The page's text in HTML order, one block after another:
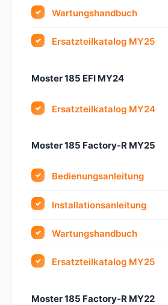
Wartungshandbuch
Ersatzteilkatalog MY25
Moster 185 EFI MY24
Ersatzteilkatalog MY24
Moster 185 Factory-R MY25
Bedienungsanleitung
Installationsanleitung
Wartungshandbuch
Ersatzteilkatalog MY25
Moster 185 Factory-R MY22